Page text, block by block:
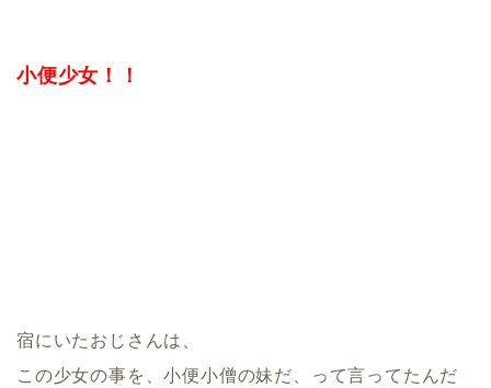
小便少女！！
宿にいたおじさんは、
この少女の事を、小便小僧の妹だ、って言ってたんだ